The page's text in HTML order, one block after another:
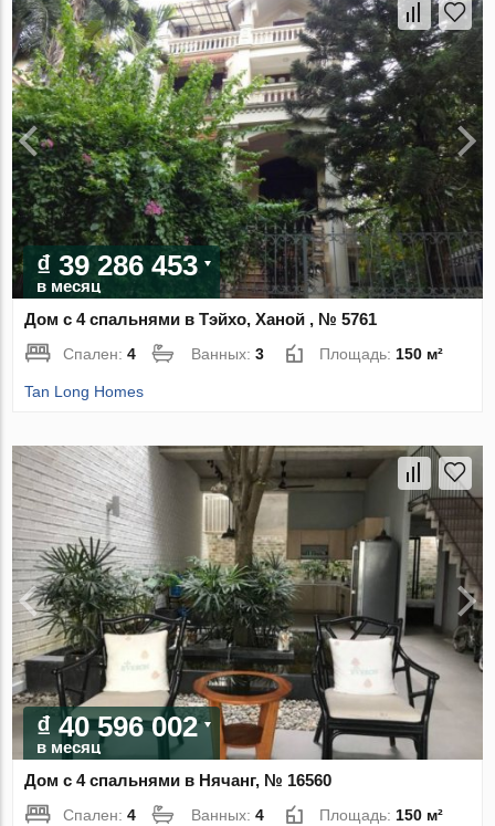
₫ 39 286 453
в месяц
Дом с 4 спальнями в Тэйхо, Ханой , № 5761
Спален:4 Ванных:3 Площадь:150 м²
Tan Long Homes
₫ 40 596 002
в месяц
Дом с 4 спальнями в Нячанг, № 16560
Спален:4 Ванных:4 Площадь: 150 м²